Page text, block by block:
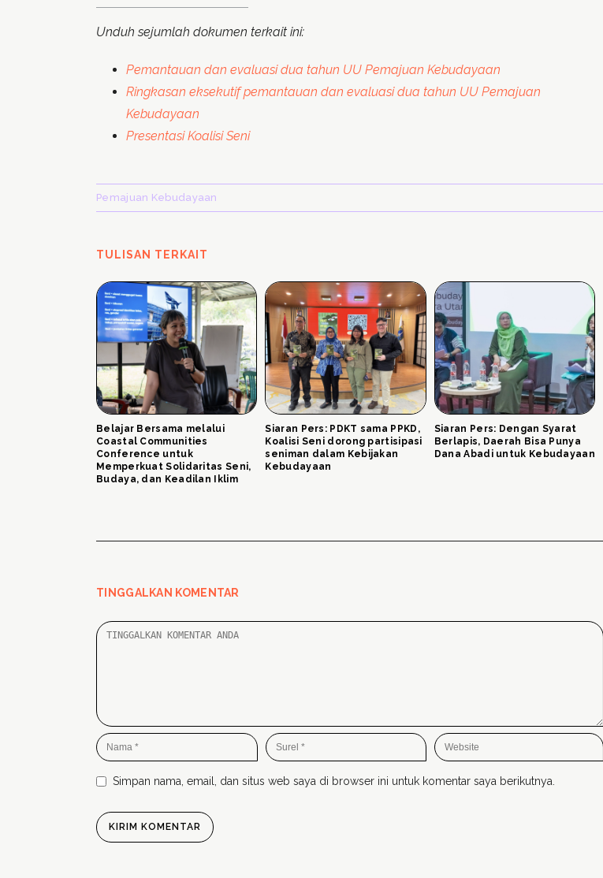
Unduh sejumlah dokumen terkait ini:
Pemantauan dan evaluasi dua tahun UU Pemajuan Kebudayaan
Ringkasan eksekutif pemantauan dan evaluasi dua tahun UU Pemajuan
Kebudayaan
Presentasi Koalisi Seni
Pemajuan Kebudayaan
TULISAN TERKAIT
Belajar Bersama melalui
Coastal Communities
Conference untuk
Memperkuat Solidaritas Seni,
Budaya, dan Keadilan Iklim
Siaran Pers: PDKT sama PPKD,
Koalisi Seni dorong partisipasi
seniman dalam Kebijakan
Kebudayaan
Siaran Pers: Dengan Syarat
Berlapis, Daerah Bisa Punya
Dana Abadi untuk Kebudayaan
TINGGALKAN KOMENTAR
Simpan nama, email, dan situs web saya di browser ini untuk komentar saya berikutnya.